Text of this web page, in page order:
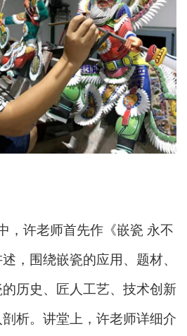
，许老师首先作《嵌瓷 永不
，围绕嵌瓷的应用、题材、
历史、匠人工艺、技术创新
析。讲堂上，许老师详细介